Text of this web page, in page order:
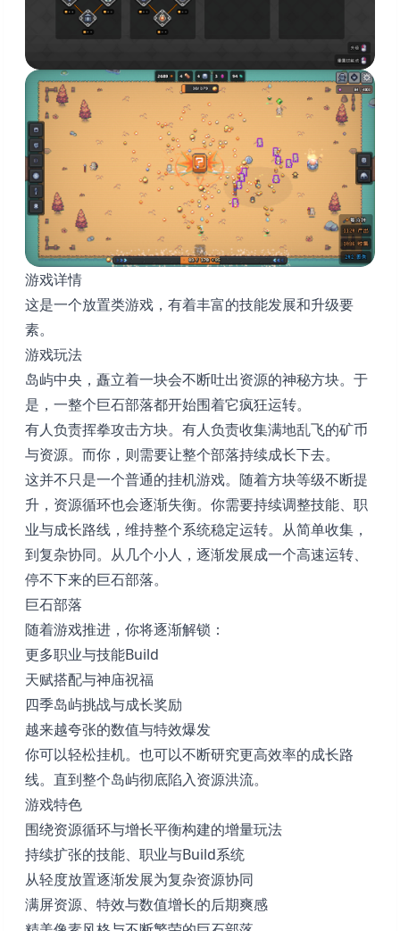
游戏详情
这是一个放置类游戏，有着丰富的技能发展和升级要
素。
游戏玩法
岛屿中央，矗立着一块会不断吐出资源的神秘方块。于
是，一整个巨石部落都开始围着它疯狂运转。
有人负责挥拳攻击方块。有人负责收集满地乱飞的矿币
与资源。而你，则需要让整个部落持续成长下去。
这并不只是一个普通的挂机游戏。随着方块等级不断提
升，资源循环也会逐渐失衡。你需要持续调整技能、职
业与成长路线，维持整个系统稳定运转。从简单收集，
到复杂协同。从几个小人，逐渐发展成一个高速运转、
停不下来的巨石部落。
巨石部落
随着游戏推进，你将逐渐解锁：
更多职业与技能Build
天赋搭配与神庙祝福
四季岛屿挑战与成长奖励
越来越夸张的数值与特效爆发
你可以轻松挂机。也可以不断研究更高效率的成长路
线。直到整个岛屿彻底陷入资源洪流。
游戏特色
围绕资源循环与增长平衡构建的增量玩法
持续扩张的技能、职业与Build系统
从轻度放置逐渐发展为复杂资源协同
满屏资源、特效与数值增长的后期爽感